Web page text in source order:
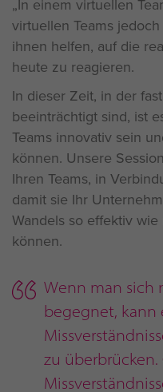
In einem virtuellen
virtuellen Teams
ihnen helfen, auf die
heute zu reagieren.
In dieser Zeit, in der
beeinträchtigt sind, ist
Teams innovativ sein
können. Unsere
Ihren Teams, in
damit sie Ihr
Wandels so effektiv
können.
Wenn man sich
begegnet, kann
zu